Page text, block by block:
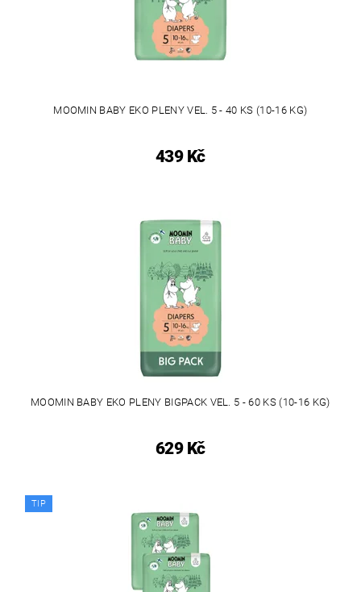
MOOMIN BABY EKO PLENY VEL. 5 - 40 KS (10-16 KG)
439 Kč
MOOMIN BABY EKO PLENY BIGPACK VEL. 5 - 60 KS (10-16 KG)
629 Kč
TIP